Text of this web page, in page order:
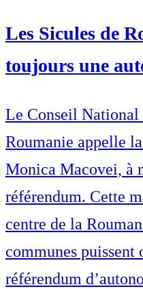
Les Sicules de
toujours une
Le Conseil National
Roumanie appelle
Monica Macovei, à
référendum. Cette
centre de la
communes puissent
référendum